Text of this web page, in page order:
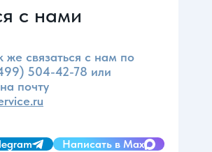
с нами
связаться с нам по
504-42-78 или
почту
Написать в Max